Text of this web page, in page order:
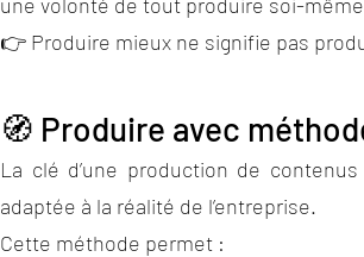
👉 Produire mieux ne signifie pas
🧭 Produire avec
La clé d’une production de
adaptée à la réalité de l’entreprise.
Cette méthode permet :